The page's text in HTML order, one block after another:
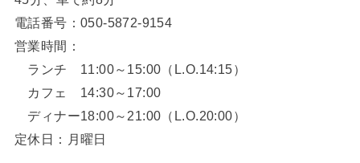
電話番号：050-5872-9154
営業時間：
ランチ 11:00～15:00（L.O.14:15）
カフェ 14:30～17:00
ディナー18:00～21:00（L.O.20:00）
定休日：月曜日